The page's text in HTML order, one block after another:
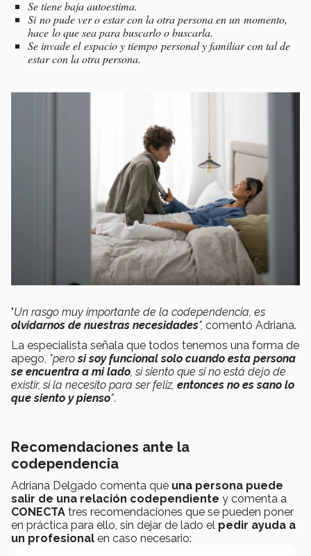
Se tiene baja autoestima.
Si no pude ver o estar con la otra persona en un momento,
hace lo que sea para buscarlo o buscarla.
Se invade el espacio y tiempo personal y familiar con tal de
estar con la otra persona.
"Un rasgo muy importante de la codependencia, es
olvidarnos de nuestras necesidades", comentó Adriana.
La especialista señala que todos tenemos una forma de
apego, "perosi soy funcional solo cuando esta persona
se encuentra a mi lado , si siento que si no está dejo de
existir, si la necesito para ser feliz, entonces no es sano lo
que siento y pienso".
Recomendaciones ante la
codependencia
Adriana Delgado comenta que una persona puede
salir de una relación codependiente y comenta a
CONECTA tres recomendaciones que se pueden poner
en práctica para ello, sin dejar de lado el pedir ayuda a
un profesional en caso necesario: